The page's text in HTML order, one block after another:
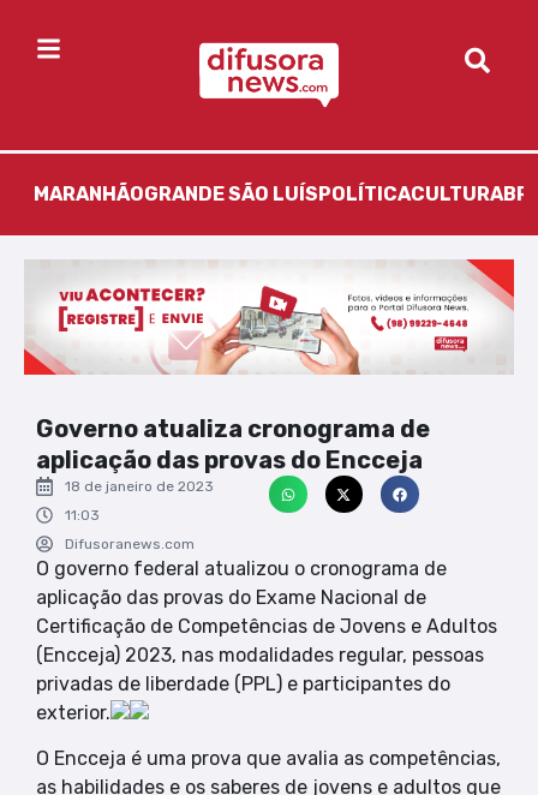
MARANHÃOGRANDE SÃO LUÍS POLÍTICACULTURA
Governo atualiza cronograma de
aplicação das provas do Encceja
18 de janeiro de 2023
11:03
Difusoranews.com
O governo federal atualizou o cronograma de
aplicação das provas do Exame Nacional de
Certificação de Competências de Jovens e Adultos
(Encceja) 2023, nas modalidades regular, pessoas
privadas de liberdade (PPL) e participantes do
exterior.
O Encceja é uma prova que avalia as competências,
as habilidades e os saberes de jovens e adultos que